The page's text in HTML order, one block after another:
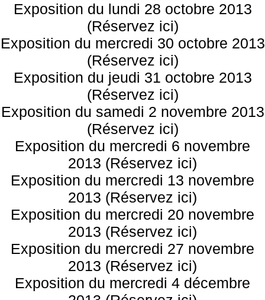
Exposition du lundi 28 octobre 2013
(Réservez ici)
Exposition du mercredi 30 octobre 2013
(Réservez ici)
Exposition du jeudi 31 octobre 2013
(Réservez ici)
Exposition du samedi 2 novembre 2013
(Réservez ici)
Exposition du mercredi 6 novembre
2013 (Réservez ici)
Exposition du mercredi 13 novembre
2013 (Réservez ici)
Exposition du mercredi 20 novembre
2013 (Réservez ici)
Exposition du mercredi 27 novembre
2013 (Réservez ici)
Exposition du mercredi 4 décembre